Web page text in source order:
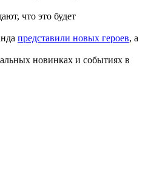
что это будет
представили новых героев, а
новинках и событиях в